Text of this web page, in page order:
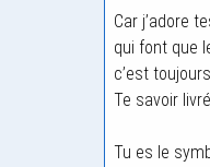
Car j’adore
qui font que
c’est
Te savoir
Tu es le